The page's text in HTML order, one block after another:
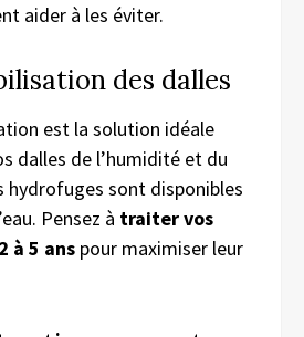
aider à les éviter.
des dalles
est la solution idéale
dalles de l’humidité et du
hydrofuges sont disponibles
Pensez à traiter vos
à 5 ans pour maximiser leur